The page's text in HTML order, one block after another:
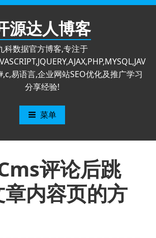
源达人博客
科数据官方博客,专注于
易语言,企业网站SEO优化及推广学习
分享经验!
菜单
评论后跳
内容页的方